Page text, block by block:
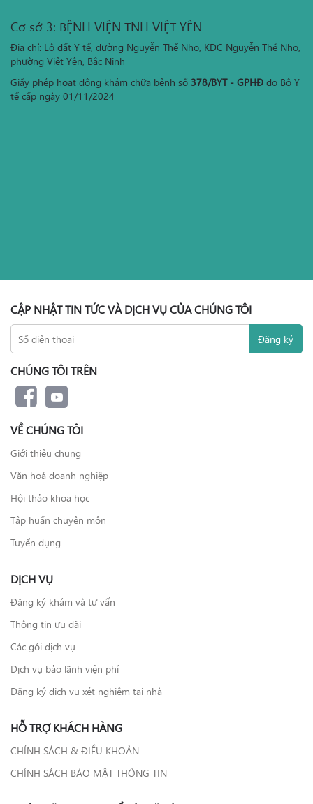
Cơ sở 3: BỆNH VIỆN TNH VIỆT YÊN
Địa chỉ: Lô đất Y tế, đường Nguyễn Thế Nho, KDC Nguyễn Thế Nho,
phường Việt Yên, Bắc Ninh
Giấy phép hoạt động khám chữa bệnh số 378/BYT - GPHĐ do Bộ Y
tế cấp ngày 01/11/2024
CẬP NHẬT TIN TỨC VÀ DỊCH VỤ CỦA CHÚNG TÔI
CHÚNG TÔI TRÊN
VỀ CHÚNG TÔI
Giới thiệu chung
Văn hoá doanh nghiệp
Hội thảo khoa học
Tập huấn chuyên môn
Tuyển dụng
DỊCH VỤ
Đăng ký khám và tư vấn
Thông tin ưu đãi
Các gói dịch vụ
Dịch vụ bảo lãnh viện phí
Đăng ký dịch vụ xét nghiệm tại nhà
HỖ TRỢ KHÁCH HÀNG
CHÍNH SÁCH & ĐIỀU KHOẢN
CHÍNH SÁCH BẢO MẬT THÔNG TIN